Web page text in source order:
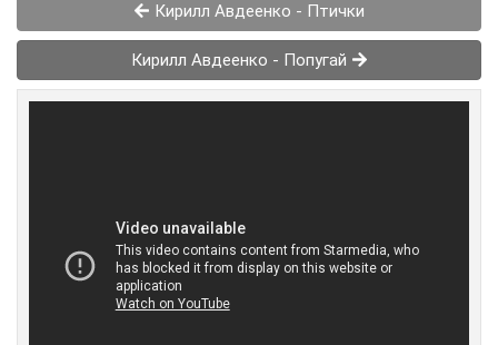
Кирилл Авдеенко - Птички
Кирилл Авдеенко - Попугай